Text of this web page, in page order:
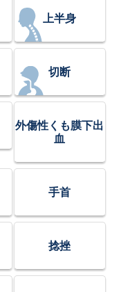
上半身
切断
外傷性くも膜下出
血
手首
捻挫